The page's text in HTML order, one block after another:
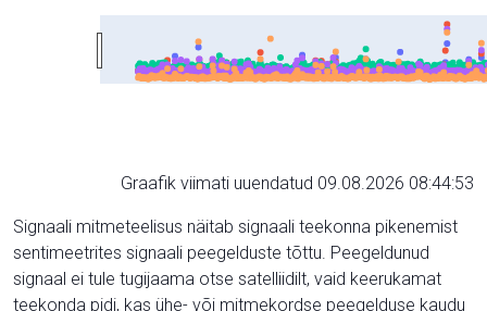
Graafik viimati uuendatud 09.08.2026 08:44:53
Signaali mitmeteelisus näitab signaali teekonna pikenemist
sentimeetrites signaali peegelduste tõttu. Peegeldunud
signaal ei tule tugijaama otse satelliidilt, vaid keerukamat
teekonda pidi, kas ühe- või mitmekordse peegelduse kaudu